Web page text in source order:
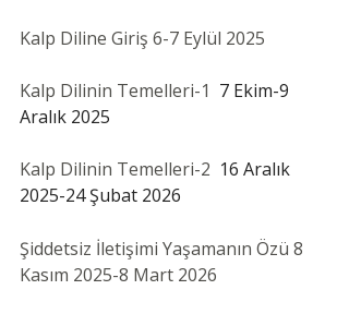
Kalp Diline Giriş 6-7 Eylül 2025
Kalp Dilinin Temelleri-1 7 Ekim-9
Aralık 2025
Kalp Dilinin Temelleri-2 16 Aralık
2025-24 Şubat 2026
Şiddetsiz İletişimi Yaşamanın Özü 8
Kasım 2025-8 Mart 2026